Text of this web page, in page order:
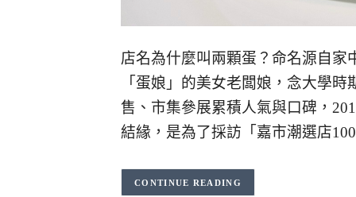
店名為什麼叫兩顆蛋？命名源自家
「蛋娘」的美女老闆娘，念大學
售、市集參展累積人氣與口碑，
結緣，是為了採訪「嘉市潮選店
CONTINUE READING